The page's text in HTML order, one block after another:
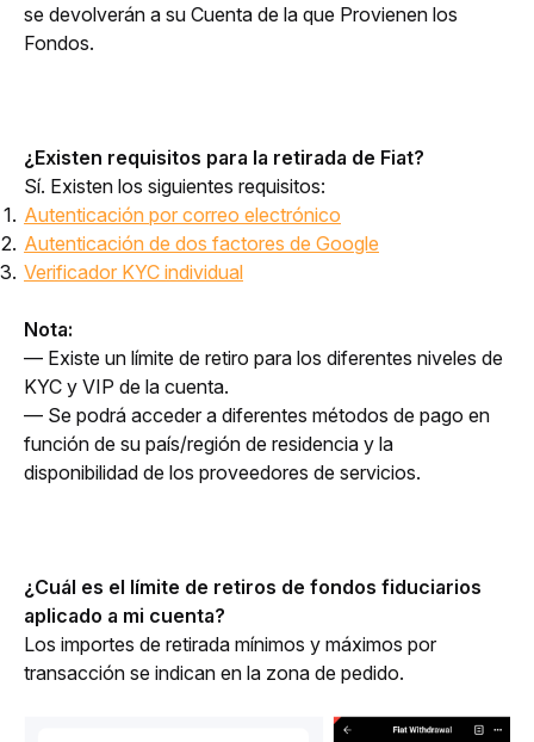
se devolverán a su Cuenta de la que Provienen los
Fondos.
¿Existen requisitos para la retirada de Fiat?
Sí. Existen los siguientes requisitos:
Autenticación por correo electrónico
Autenticación de dos factores de Google
Verificador KYC individual
Nota:
— Existe un límite de retiro para los diferentes niveles de
KYC y VIP de la cuenta.
— Se podrá acceder a diferentes métodos de pago en
función de su país/región de residencia y la
disponibilidad de los proveedores de servicios.
¿Cuál es el límite de retiros de fondos fiduciarios
aplicado a mi cuenta?
Los importes de retirada mínimos y máximos por
transacción se indican en la zona de pedido.